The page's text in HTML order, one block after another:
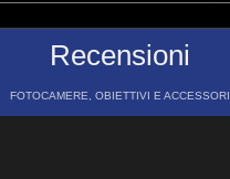
Recensioni
FOTOCAMERE, OBIETTIVI E ACCESSORI